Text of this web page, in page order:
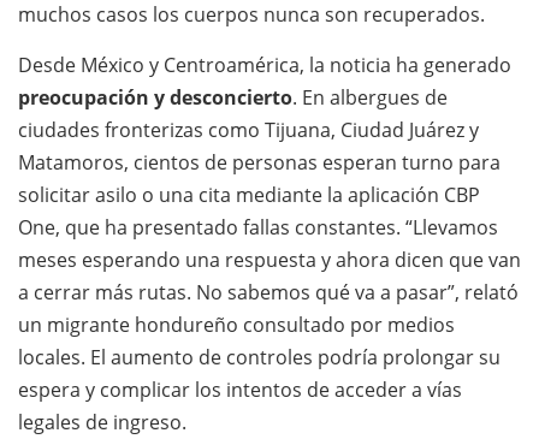
muchos casos los cuerpos nunca son recuperados.
Desde México y Centroamérica, la noticia ha generado
preocupación y desconcierto. En albergues de
ciudades fronterizas como Tijuana, Ciudad Juárez y
Matamoros, cientos de personas esperan turno para
solicitar asilo o una cita mediante la aplicación CBP
One, que ha presentado fallas constantes. “Llevamos
meses esperando una respuesta y ahora dicen que van
a cerrar más rutas. No sabemos qué va a pasar”, relató
un migrante hondureño consultado por medios
locales. El aumento de controles podría prolongar su
espera y complicar los intentos de acceder a vías
legales de ingreso.